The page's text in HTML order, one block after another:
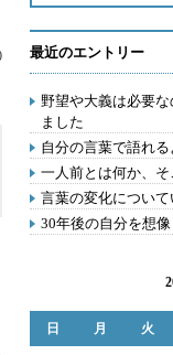
最近のエントリー
野望や大義は必要
ました
自分の言葉で語れ
一人前とは何か、
言葉の変化につい
30年後の自分を想像
日 月 火